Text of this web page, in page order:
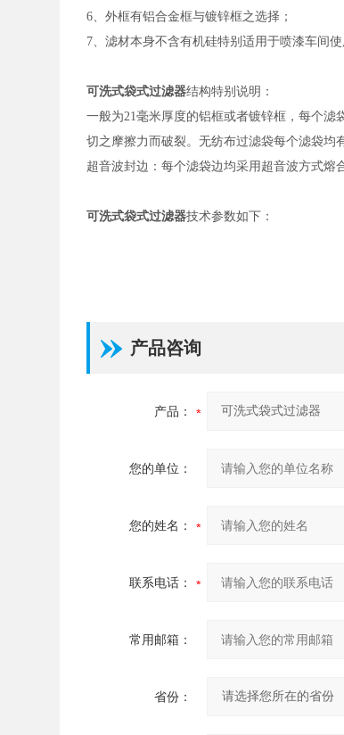
6、外框有铝合金框与镀锌框之选择；
7、滤材本身不含有机硅特别适用于喷漆车间使
可洗式袋式过滤器结构特别说明：
一般为21毫米厚度的铝框或者镀锌框，每个
切之摩擦力而破裂。无纺布过滤袋每个滤袋均
超音波封边：每个滤袋边均采用超音波方式熔
可洗式袋式过滤器技术参数如下：
产品咨询
产品：
您的单位：
您的姓名：
联系电话：
常用邮箱：
省份：